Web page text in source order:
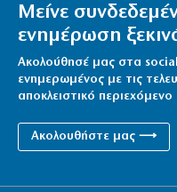
Μείνε
ενημέρωση
Ακολούθησέ μας στα
ενημερωμένος με τις
αποκλειστικό
Ακολουθήστε μας ⟶